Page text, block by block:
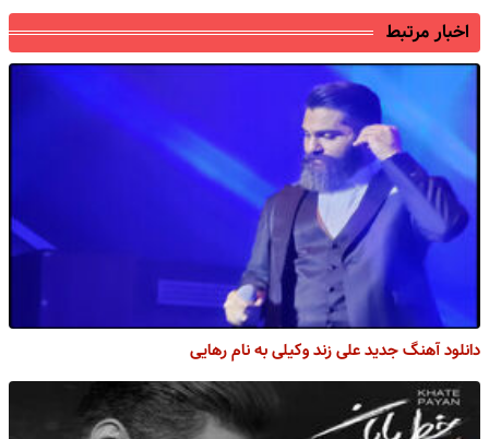
اخبار مرتبط
دانلود آهنگ جدید علی زند وکیلی به نام رهایی